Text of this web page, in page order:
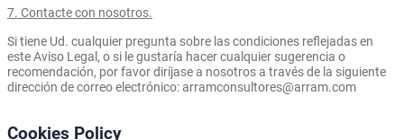
7. Contacte con nosotros.
Si tiene Ud. cualquier pregunta sobre las condiciones reflejadas en
este Aviso Legal, o si le gustaría hacer cualquier sugerencia o
recomendación, por favor diríjase a nosotros a través de la siguiente
dirección de correo electrónico: arramconsultores@arram.com
Cookies Policy